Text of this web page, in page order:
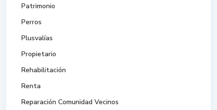
Patrimonio
Perros
Plusvalías
Propietario
Rehabilitación
Renta
Reparación Comunidad Vecinos